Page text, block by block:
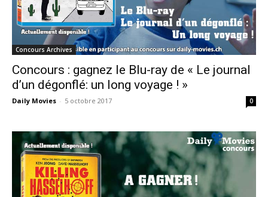
Concours Archives
Concours : gagnez le Blu-ray de « Le journal
d’un dégonflé: un long voyage ! »
Daily Movies - 5 octobre 2017 0